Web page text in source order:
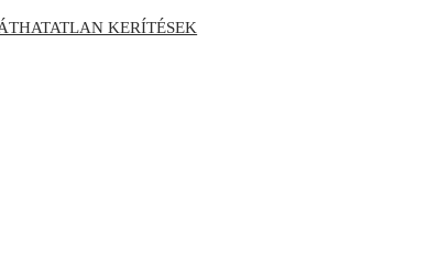
KERÍTÉSEK